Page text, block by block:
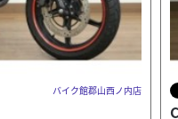
バイク館郡山西ノ内店